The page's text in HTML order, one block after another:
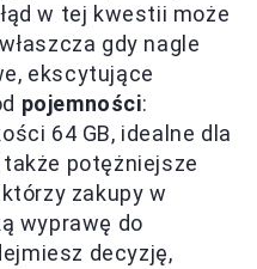
w tej kwestii może
gdy nagle
ekscytujące
pojemności:
64 GB, idealne dla
potężniejsze
zakupy w
wyprawę do
decyzję,